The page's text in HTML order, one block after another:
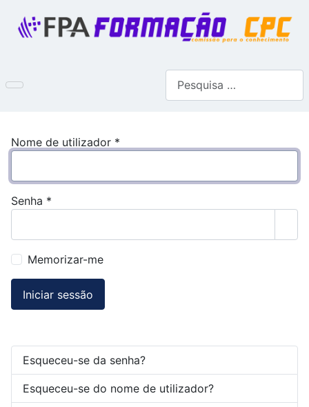
Nome de utilizador *
Senha *
Memorizar-me
Iniciar sessão
Esqueceu-se da senha?
Esqueceu-se do nome de utilizador?